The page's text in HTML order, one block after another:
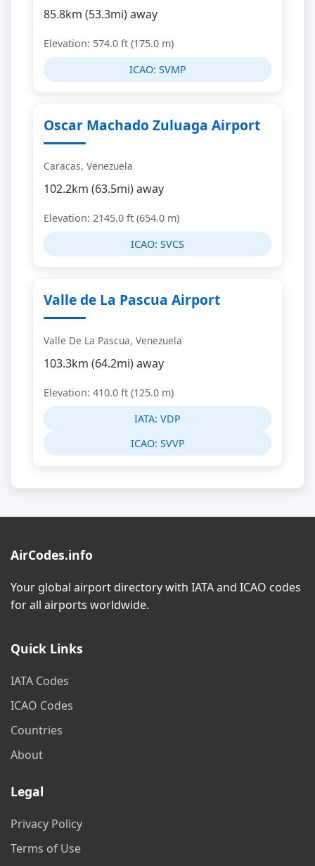
85.8km (53.3mi) away
Elevation: 574.0 ft (175.0 m)
ICAO: SVMP
Oscar Machado Zuluaga Airport
Caracas, Venezuela
102.2km (63.5mi) away
Elevation: 2145.0 ft (654.0 m)
ICAO: SVCS
Valle de La Pascua Airport
Valle De La Pascua, Venezuela
103.3km (64.2mi) away
Elevation: 410.0 ft (125.0 m)
IATA: VDP
ICAO: SVVP
AirCodes.info
Your global airport directory with IATA and ICAO codes
for all airports worldwide.
Quick Links
IATA Codes
ICAO Codes
Countries
About
Legal
Privacy Policy
Terms of Use